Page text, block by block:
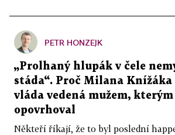
PETR HONZEJK
„Prolhaný hlupák v čele
stáda“. Proč Milana Knížáka
vláda vedená mužem,
opovrhoval
Někteří říkají, že to byl poslední